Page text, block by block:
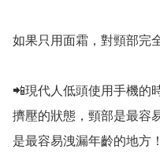
如果只用面霜，對頸部完
📲現代人低頭使用手機的
擠壓的狀態，頸部是最容
是最容易洩漏年齡的地方！